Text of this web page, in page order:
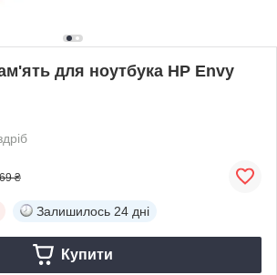
для ноутбука HP Envy
₴
Залишилось 24 дні
Купити